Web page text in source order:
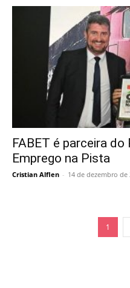
FABET é parceira
Emprego na Pista
Cristian Alflen - 14 de dezembro de
1